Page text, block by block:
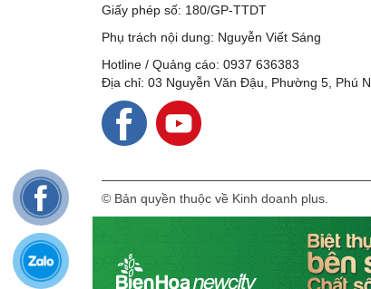
Giấy phép số: 180/GP-TTDT
Phụ trách nội dung: Nguyễn Viết Sáng
Hotline / Quảng cáo: 0937 636383
Địa chỉ: 03 Nguyễn Văn Đậu, Phường 5, Phú
© Bản quyền thuộc về Kinh doanh plus.